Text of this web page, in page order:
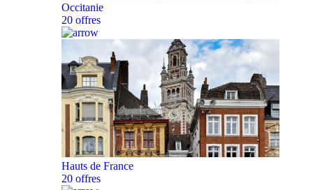
Occitanie
20 offres
Hauts de France
20 offres